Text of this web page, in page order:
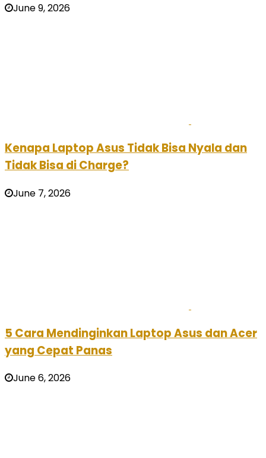
June 9, 2026
Kenapa Laptop Asus Tidak Bisa Nyala dan
Tidak Bisa di Charge?
June 7, 2026
5 Cara Mendinginkan Laptop Asus dan Acer
yang Cepat Panas
June 6, 2026